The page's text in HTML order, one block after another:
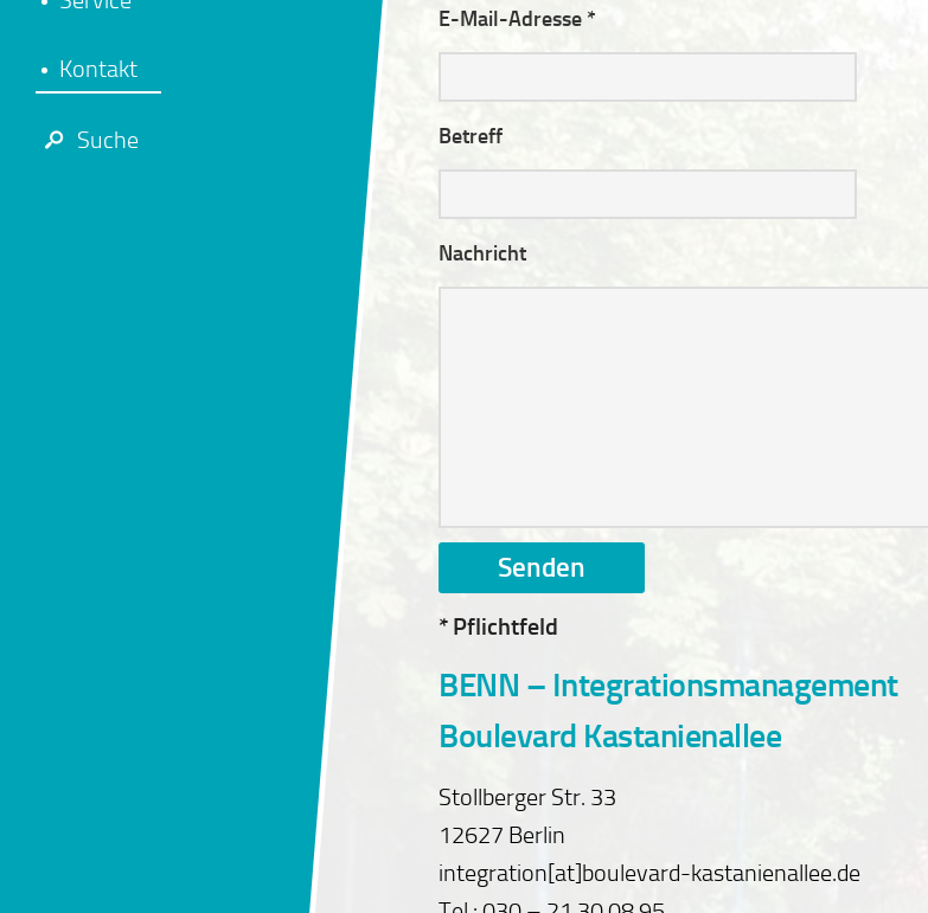
E-Mail-Adresse *
Betreff
Nachricht
* Pflichtfeld
BENN – Integrationsmanagement
Boulevard Kastanienallee
Stollberger Str. 33
12627 Berlin
integration[at]boulevard-kastanienallee.de
Kontakt
Suche